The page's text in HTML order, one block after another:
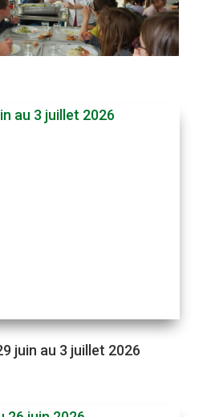
juin au 3 juillet 2026